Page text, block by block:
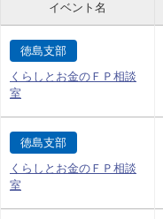
イベント名
徳島支部
くらしとお金のＦＰ相談
室
徳島支部
くらしとお金のＦＰ相談
室